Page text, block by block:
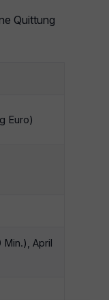
Quittung
Euro)
April